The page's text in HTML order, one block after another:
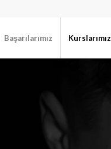
Başarılarımız Kurslarımız